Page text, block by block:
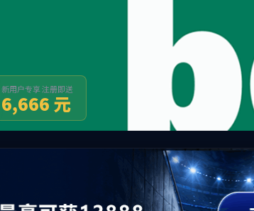
关于bv1946伟德官网 核心技术